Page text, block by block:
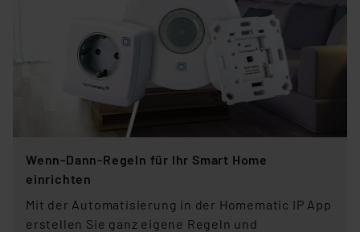
Wenn-Dann-Regeln für Ihr Smart Home
einrichten
Mit der Automatisierung in der Homematic IP App
erstellen Sie ganz eigene Regeln und